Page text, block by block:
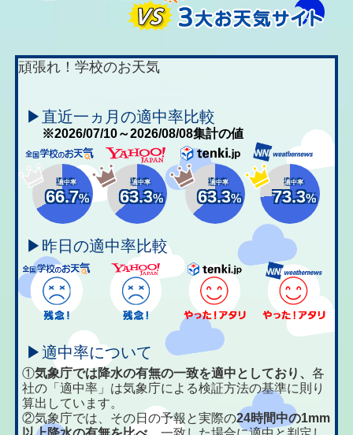
頑張れ！学校のお天気
▶直近一ヵ月の適中率比較
※2026/07/10～2026/08/08集計の値
適中率
66.7%
適中率
63.3%
適中率
63.3%
適中率
73.3%
▶昨日の適中率比較
▶適中率について
①気象庁では降水の有無の一致を適中としており、各
社の「適中率」は気象庁による検証方法の基準に則り
算出しています。
②気象庁では、その日の予報と実際の24時間中の1mm